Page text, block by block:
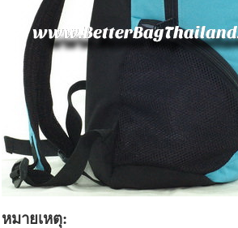
หมายเหตุ: